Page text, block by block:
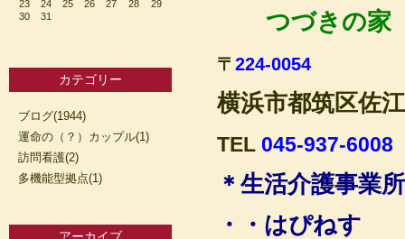
つづきの家
〒 224-0054
横浜市都筑区佐
TEL 045-937-6008
＊生活介護事業所
・・はぴねす
23
24 25 26 27 28
29
30
31
カテゴリー
ブログ(1944)
運命の（？）カップル(1)
訪問看護(2)
多機能型拠点(1)